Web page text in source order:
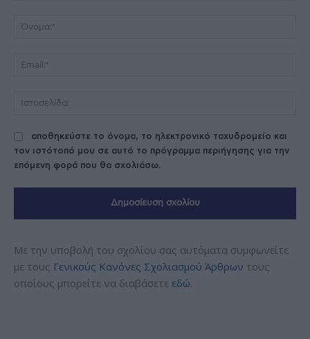
αποθηκεύστε το όνομα, το ηλεκτρονικό ταχυδρομείο και
τον ιστότοπό μου σε αυτό το πρόγραμμα περιήγησης για την
επόμενη φορά που θα σχολιάσω.
Με την υποβολή του σχολίου σας αυτόματα συμφωνείτε
με τους Γενικούς Κανόνες Σχολιασμού Άρθρων τους
οποίους μπορείτε να διαβάσετε εδώ.